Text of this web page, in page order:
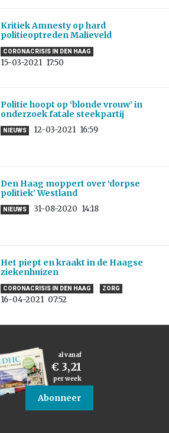
Kritiek Amnesty op hard
politieoptreden Malieveld
CORONACRISIS IN DEN HAAG
15-03-2021 17:50
Politie hoopt op ‘blonde vrouw’ in
onderzoek fatale steekpartij
NIEUWS 12-03-2021 16:59
Den Haag moppert over ‘dorpse
politiek’ Westland
NIEUWS 31-08-2020 14:18
Het piept en kraakt in de Haagse
ziekenhuizen
CORONACRISIS IN DEN HAAG ZORG
16-04-2021 07:52
al vanaf
€ 3,21
per week
Abonneer